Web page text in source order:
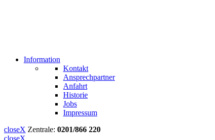
Information
Kontakt
Ansprechpartner
Anfahrt
Historie
Jobs
Impressum
closeX Zentrale: 0201/866 220